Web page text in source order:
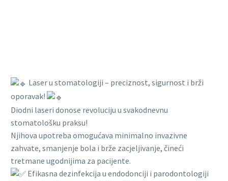
Laser u stomatologiji – preciznost, sigurnost i brži
oporavak!
Diodni laseri donose revoluciju u svakodnevnu
stomatološku praksu!
Njihova upotreba omogućava minimalno invazivne
zahvate, smanjenje bola i brže zacjeljivanje, čineći
tretmane ugodnijima za pacijente.
Efikasna dezinfekcija u endodonciji i parodontologiji